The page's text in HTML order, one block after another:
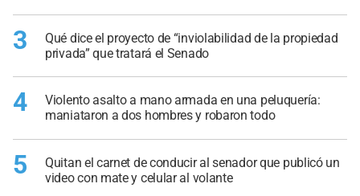
3
Qué dice el proyecto de “inviolabilidad de la propiedad
privada” que tratará el Senado
4
Violento asalto a mano armada en una peluquería:
maniataron a dos hombres y robaron todo
5
Quitan el carnet de conducir al senador que publicó un
video con mate y celular al volante